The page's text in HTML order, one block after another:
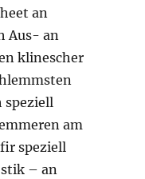
an
Aus- an
klinescher
speziell
am
speziell
– an